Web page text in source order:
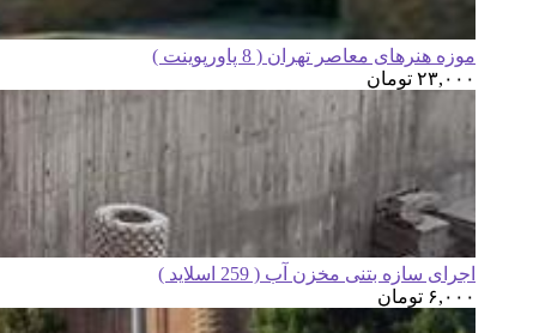
موزه هنرهای معاصر تهران ( 8 پاورپوینت )
۲۳,۰۰۰ تومان
اجرای سازه بتنی مخزن آب ( 259 اسلاید )
۶,۰۰۰ تومان